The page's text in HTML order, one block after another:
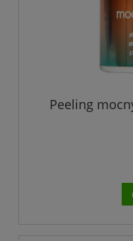
Peeling